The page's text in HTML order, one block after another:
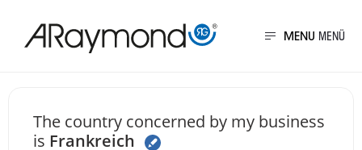
zum
MENU
Senden Sie uns
The country concerned by my business
is Frankreich